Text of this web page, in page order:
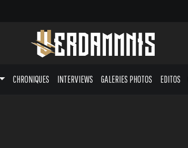
CHRONIQUES INTERVIEWS GALERIES PHOTOS EDITOS